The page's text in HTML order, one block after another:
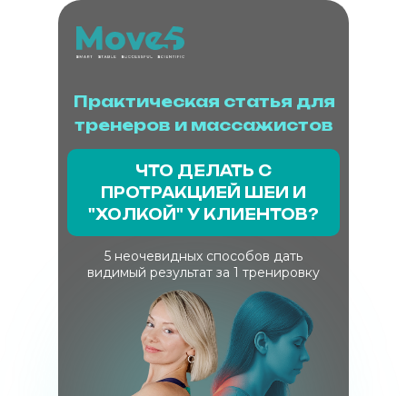
ЧТО ДЕЛАТЬ С
ПРОТРАКЦИЕЙ ШЕИ И
"ХОЛКОЙ" У КЛИЕНТОВ?
5 неочевидных способов дать
видимый результат за 1 тренировку
Практическая статья для
тренеров и массажистов